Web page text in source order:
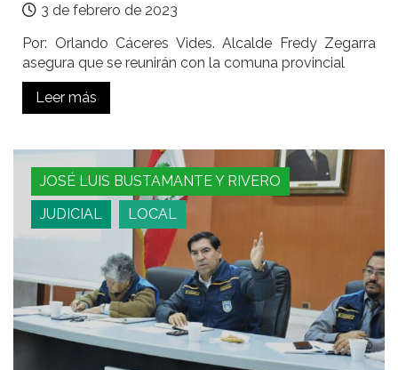
3 de febrero de 2023
Por: Orlando Cáceres Vides. Alcalde Fredy Zegarra
asegura que se reunirán con la comuna provincial
Leer más
JOSÉ LUIS BUSTAMANTE Y RIVERO
JUDICIAL
LOCAL